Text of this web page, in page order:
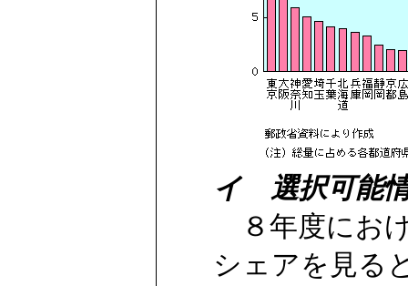
イ 選択可能
８年度にお
シェアを見る